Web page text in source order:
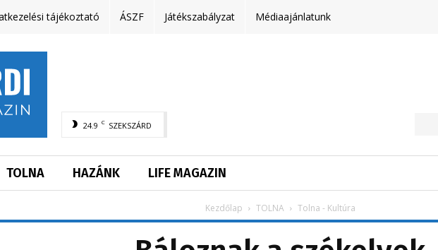
tájékoztató ÁSZF Játékszabályzat Médiaajánlatunk
24.9 C SZEKSZÁRD
TOLNA HAZÁNK LIFE MAGAZIN
Kezdőlap TOLNA Tolna - Kultúra